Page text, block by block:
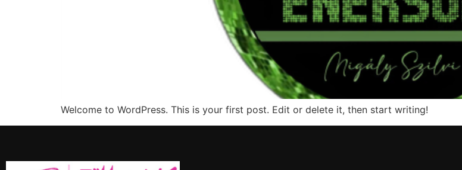
Welcome to WordPress. This is your first post. Edit or delete it, then start writing!